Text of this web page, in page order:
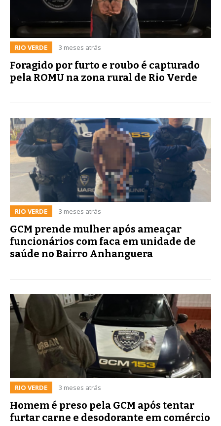
RIO VERDE 3 meses atrás
Foragido por furto e roubo é capturado
pela ROMU na zona rural de Rio Verde
RIO VERDE 3 meses atrás
GCM prende mulher após ameaçar
funcionários com faca em unidade de
saúde no Bairro Anhanguera
RIO VERDE 3 meses atrás
Homem é preso pela GCM após tentar
furtar carne e desodorante em comércio